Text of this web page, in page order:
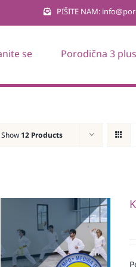
PIŠITE NAM:
se Porodična 3
Show 12 Products